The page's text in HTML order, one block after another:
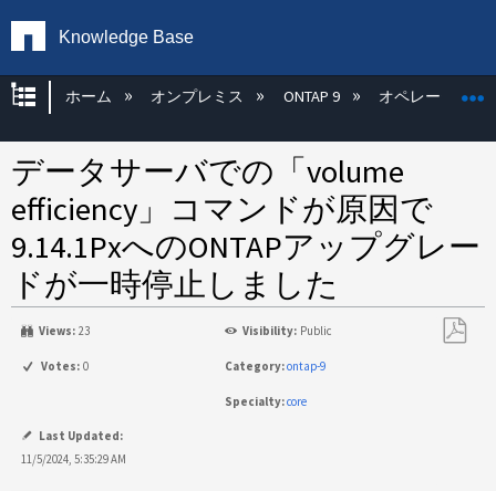
Knowledge Base
グローバル階層を展開/折りたたむ
ホーム オンプレミス ONTAP 9 オペレーティン
データサーバでの「volume
efficiency」コマンドが原因で
9.14.1PxへのONTAPアップグレー
ドが一時停止しました
Views: 23 Visibility: Public
Votes: 0 Category:ontap-9
Specialty:core
Last Updated:
11/5/2024, 5:35:29 AM